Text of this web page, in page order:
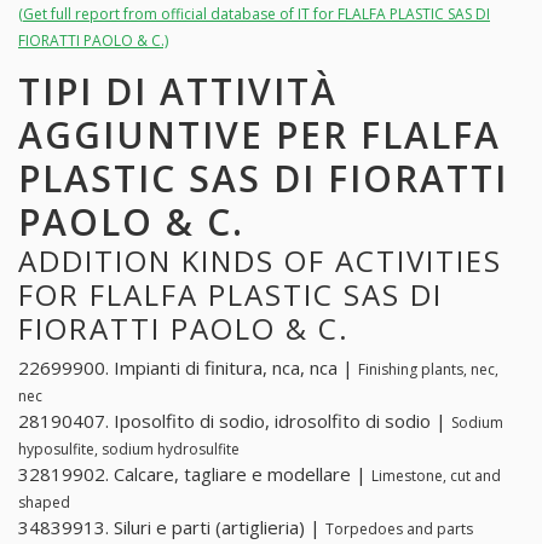
(Get full report from official database of IT for FLALFA PLASTIC SAS DI
FIORATTI PAOLO & C.)
TIPI DI ATTIVITÀ
AGGIUNTIVE PER FLALFA
PLASTIC SAS DI FIORATTI
PAOLO & C.
ADDITION KINDS OF ACTIVITIES
FOR FLALFA PLASTIC SAS DI
FIORATTI PAOLO & C.
22699900. Impianti di finitura, nca, nca | Finishing plants, nec,
nec
28190407. Iposolfito di sodio, idrosolfito di sodio | Sodium
hyposulfite, sodium hydrosulfite
32819902. Calcare, tagliare e modellare | Limestone, cut and
shaped
34839913. Siluri e parti (artiglieria) | Torpedoes and parts